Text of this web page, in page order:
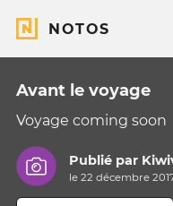
NOTOS
Avant le voyage
Voyage coming soon
Publié par
le 22 décembre